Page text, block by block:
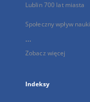
Lublin 700 lat miasta
Społeczny wpływ nauki
...
Zobacz więcej
Indeksy